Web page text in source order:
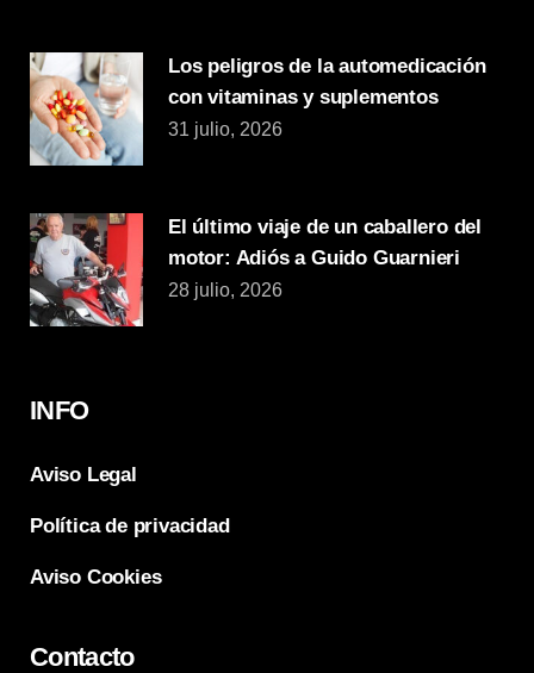
Los peligros de la automedicación
con vitaminas y suplementos
31 julio, 2026
El último viaje de un caballero del
motor: Adiós a Guido Guarnieri
28 julio, 2026
INFO
Aviso Legal
Política de privacidad
Aviso Cookies
Contacto